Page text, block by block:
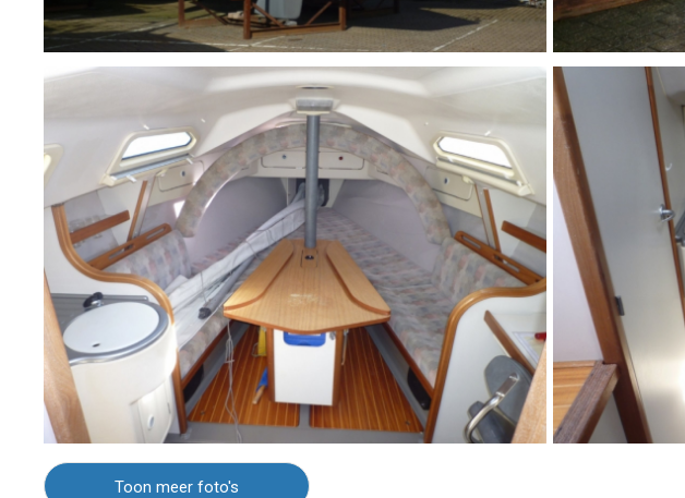
Toon meer foto's